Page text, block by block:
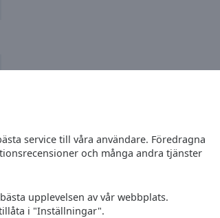
service till våra användare. Föredragna
och många andra tjänster
upplevelsen av vår webbplats.
i "Inställningar".